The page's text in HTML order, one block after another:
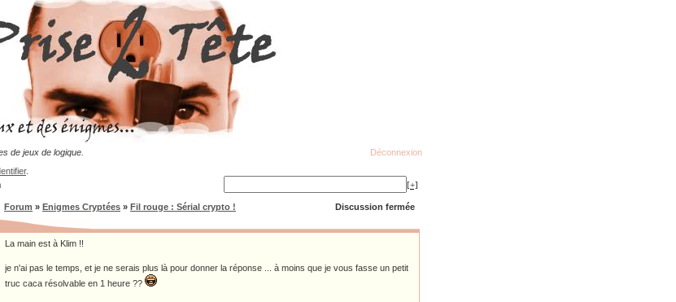
de jeux de logique.
Déconnexion
.
[+]
Discussion fermée
Forum » Enigmes Cryptées » Fil rouge : Sérial crypto !
La main est à Klim !!
je n'ai pas le temps, et je ne serais plus là pour donner la réponse ... à moins que je vous fasse un petit
truc caca résolvable en 1 heure ??